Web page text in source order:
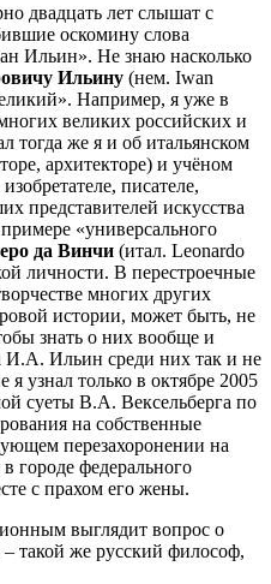
двадцать лет слышат с
оскомину слова
Ильин». Не знаю насколько
Ильину (нем. Iwan
Например, я уже в
великих российских и
тогда же я и об итальянском
архитекторе) и учёном
писателе,
представителей искусства
«универсального
да Винчи (итал. Leonardo
личности. В перестроечные
многих других
истории, может быть, не
знать о них вообще и
И.А. Ильин среди них так и не
узнал только в октябре 2005
суеты В.А. Вексельберга по
на собственные
перезахоронении на
городе федерального
с прахом его жены.
выглядит вопрос о
такой же русский философ,